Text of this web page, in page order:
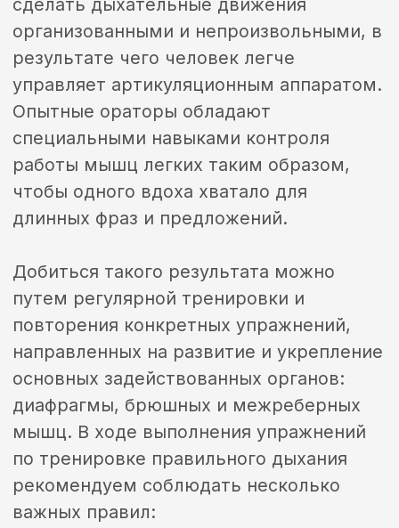
скажется на общем состоянии здоровья.
Вам достаточно приложить
минимальные усилия, чтобы оценить
первые результаты регулярных занятий
с тренером. Важно соблюдать все
рекомендации и четко выполнять
указания мастера, чтобы в короткие
сроки обучиться связной и грамотной
речи, приобрести навыки
последовательного изложения
собственных мыслей и уверенного
Наш курс поможет вам раскрыть
огромный потенциал красноречивого
оратора, способного убедительно
выразить свои идеи и мысли.
Стоимость
ТАРИФЫ